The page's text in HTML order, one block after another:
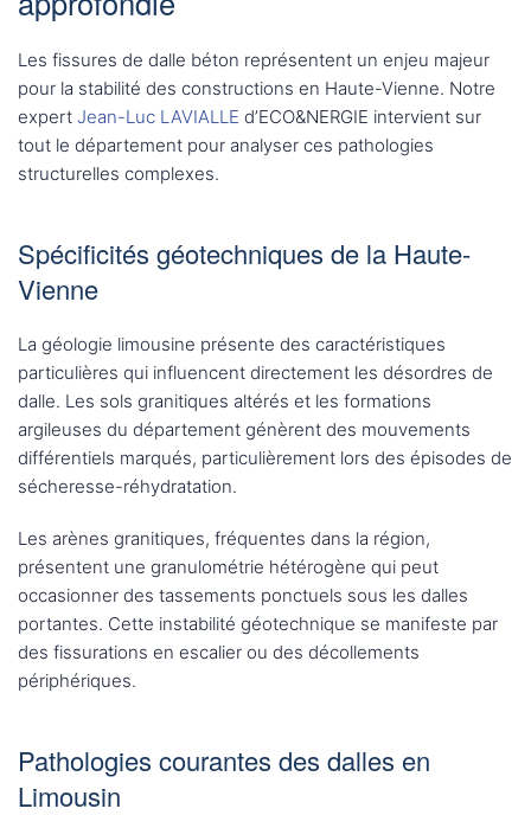
Les fissures de dalle béton représentent un enjeu majeur
pour la stabilité des constructions en Haute-Vienne. Notre
expert Jean-Luc LAVIALLE d’ECO&NERGIE intervient sur
tout le département pour analyser ces pathologies
structurelles complexes.
Spécificités géotechniques de la Haute-
Vienne
La géologie limousine présente des caractéristiques
particulières qui influencent directement les désordres de
dalle. Les sols granitiques altérés et les formations
argileuses du département génèrent des mouvements
différentiels marqués, particulièrement lors des épisodes de
sécheresse-réhydratation.
Les arènes granitiques, fréquentes dans la région,
présentent une granulométrie hétérogène qui peut
occasionner des tassements ponctuels sous les dalles
portantes. Cette instabilité géotechnique se manifeste par
des fissurations en escalier ou des décollements
périphériques.
Pathologies courantes des dalles en
Limousin